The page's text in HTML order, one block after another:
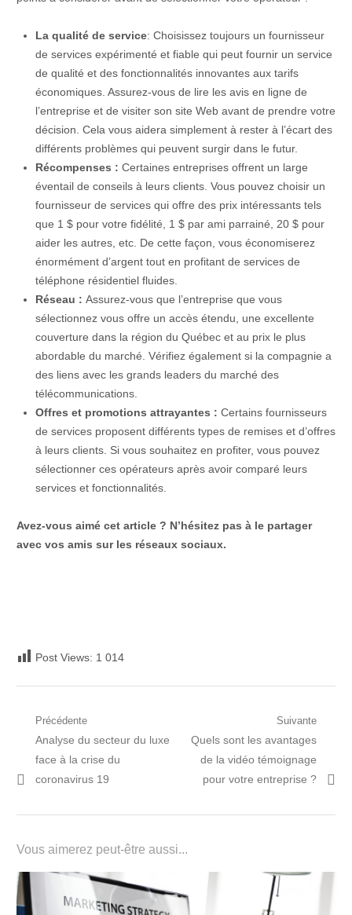
La qualité de service: Choisissez toujours un fournisseur
de services expérimenté et fiable qui peut fournir un service
de qualité et des fonctionnalités innovantes aux tarifs
économiques. Assurez-vous de lire les avis en ligne de
l’entreprise et de visiter son site Web avant de prendre votre
décision. Cela vous aidera simplement à rester à l’écart des
différents problèmes qui peuvent surgir dans le futur.
Récompenses : Certaines entreprises offrent un large
éventail de conseils à leurs clients. Vous pouvez choisir un
fournisseur de services qui offre des prix intéressants tels
que 1 $ pour votre fidélité, 1 $ par ami parrainé, 20 $ pour
aider les autres, etc. De cette façon, vous économiserez
énormément d’argent tout en profitant de services de
téléphone résidentiel fluides.
Réseau : Assurez-vous que l’entreprise que vous
sélectionnez vous offre un accès étendu, une excellente
couverture dans la région du Québec et au prix le plus
abordable du marché. Vérifiez également si la compagnie a
des liens avec les grands leaders du marché des
télécommunications.
Offres et promotions attrayantes : Certains fournisseurs
de services proposent différents types de remises et d’offres
à leurs clients. Si vous souhaitez en profiter, vous pouvez
sélectionner ces opérateurs après avoir comparé leurs
services et fonctionnalités.
Avez-vous aimé cet article ? N’hésitez pas à le partager
avec vos amis sur les réseaux sociaux.
Post Views: 1 014
Navigation
de
l’article
Précédente
Post
précédent:
Analyse du secteur du luxe
face à la crise du
coronavirus 19
Suivante
Prochain
article:
Quels sont les avantages
de la vidéo témoignage
pour votre entreprise ?
Vous aimerez peut-être aussi...